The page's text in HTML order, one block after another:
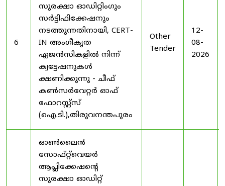
6
സുരക്ഷാ ഓഡിറ്റിംഗും
സർട്ടിഫിക്കേഷനും
നടത്തുന്നതിനായി, CERT-
IN അംഗീകൃത
ഏജൻസികളിൽ നിന്ന്
ക്വട്ടേഷനുകൾ
ക്ഷണിക്കുന്നു - ചീഫ്
കൺസർവേറ്റർ ഓഫ്
ഫോറസ്റ്റ്സ്
(ഐ.ടി.),തിരുവനന്തപുരം
Other
Tender
12-
08-
2026
ഓൺലൈൻ
സോഫ്റ്റ്‌വെയർ
ആപ്ലിക്കേഷന്റെ
സുരക്ഷാ ഓഡിറ്റ്